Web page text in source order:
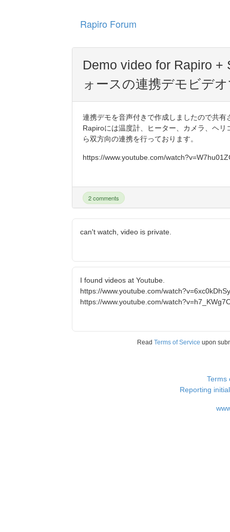
Rapiro Forum
Demo video for Rapiro
ォースの連携デモビデ
連携デモを音声付きで作成しましたので共有
Rapiroには温度計、ヒーター、カメラ、ヘ
ら双方向の連携を行っております。
https://www.youtube.com/
2 comments
can't watch, video is private.
I found videos at Youtube.
https://www.youtube.com/
https://www.youtube.com/
Read Terms of Service upon
Terms
Reporting